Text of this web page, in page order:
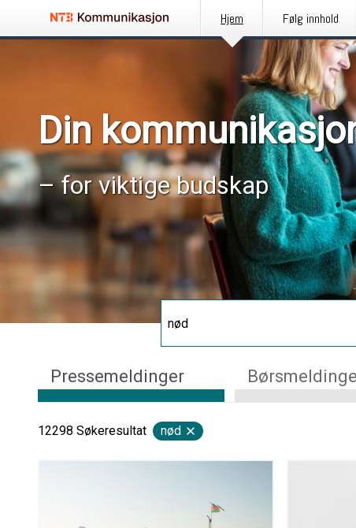
Hjem Følg innhold
Din
– for viktige budskap
Pressemeldinger
12298 Søkeresultat nød